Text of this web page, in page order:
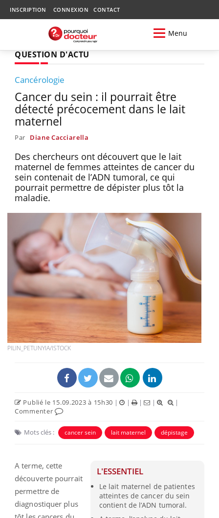
INSCRIPTION CONNEXION CONTACT
Menu
QUESTION D'ACTU
Cancérologie
Cancer du sein : il pourrait être
détecté précocement dans le lait
maternel
Par Diane Cacciarella
Des chercheurs ont découvert que le lait
maternel de femmes atteintes de cancer du
sein contenait de l’ADN tumoral, ce qui
pourrait permettre de dépister plus tôt la
maladie.
PILIN_PETUNYIA/ISTOCK
Publié le 15.09.2023 à 15h30 | | | |
|
Commenter
Mots clés : cancer sein lait maternel dépistage
L'ESSENTIEL
Le lait maternel de patientes
atteintes de cancer du sein
contient de l’ADN tumoral.
A terme, cette
découverte pourrait
permettre de
diagnostiquer plus